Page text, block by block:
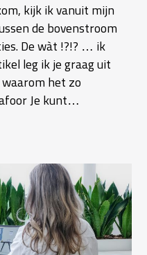
kijk ik vanuit mijn
de bovenstroom
De wàt !?!? … ik
leg ik je graag uit
het zo
Je kunt…